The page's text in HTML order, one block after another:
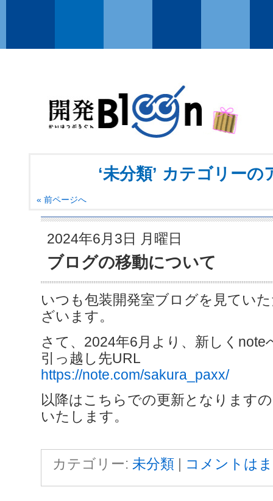
‘未分類’ カテゴリーの
« 前ページへ
2024年6月3日 月曜日
ブログの移動について
いつも包装開発室ブログを見てい
ざいます。
さて、2024年6月より、新しくnote
引っ越し先URL
https://note.com/sakura_paxx/
以降はこちらでの更新となります
いたします。
カテゴリー: 未分類 コメントは